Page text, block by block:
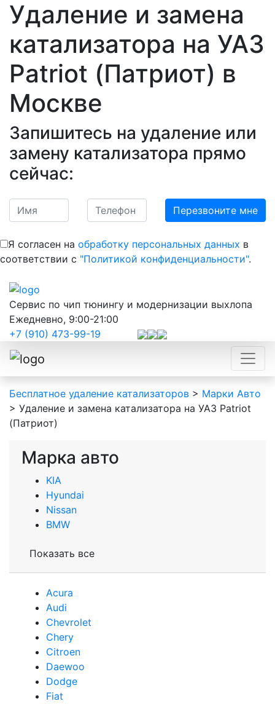
Удаление и замена
катализатора на УАЗ
Patriot (Патриот) в
Москве
Запишитесь на удаление или
замену катализатора прямо
сейчас:
Я согласен на обработку персональных данных в
соответствии с "Политикой конфиденциальности".
Сервис по чип тюнингу и модернизации выхлопа
Ежедневно, 9:00-21:00
+7 (910) 473-99-19
Бесплатное удаление катализаторов > Марки Авто
> Удаление и замена катализатора на УАЗ Patriot
(Патриот)
Марка авто
KIA
Hyundai
Nissan
BMW
Показать все
Acura
Audi
Сhevrolet
Chery
Сitroen
Daewoo
Dodge
Fiat